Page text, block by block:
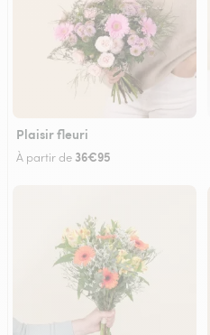
Plaisir fleuri
À partir de 36€95